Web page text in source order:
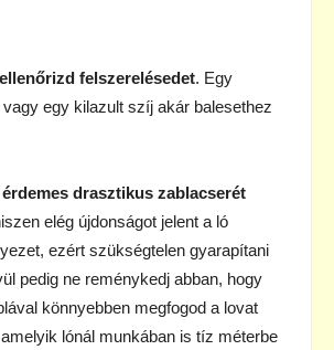
ellenőrizd felszerelésedet. Egy
egy kilazult szíj akár balesethez
érdemes drasztikus zablacserét
elég újdonságot jelent a ló
ezért szükségtelen gyarapítani
pedig ne reménykedj abban, hogy
könnyebben megfogod a lovat
lónál munkában is tíz méterbe